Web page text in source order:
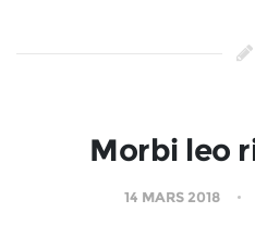
Morbi leo
14 MARS 2018